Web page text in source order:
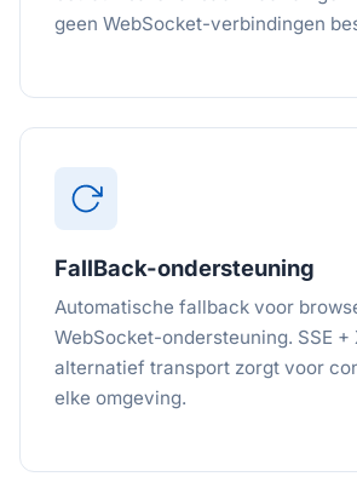
geen WebSocket-verbindingen
FallBack-ondersteuning
Automatische fallback voor
WebSocket-ondersteuning. SSE +
alternatief transport zorgt voor
elke omgeving.